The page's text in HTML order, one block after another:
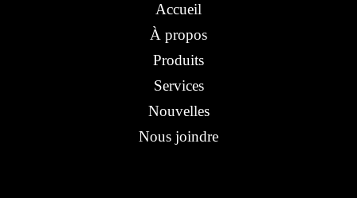
Accueil
À propos
Produits
Services
Nouvelles
Nous joindre